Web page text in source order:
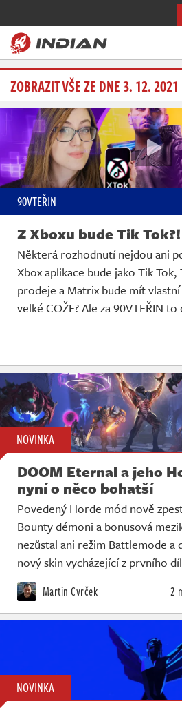
Magazín
Recenze
Videa
Soutěže
Databáze
Komunita
Redakce
Živě
ZOBRAZIT VŠE ZE DNE 3. 12. 2021
90VTEŘIN
Z Xboxu bude Tik Tok?!
Některá rozhodnutí nejdou ani
Xbox aplikace bude jako Tik
prodeje a Matrix bude mít
velké COŽE? Ale za 90VTEŘIN
NOVINKA
DOOM Eternal a jeho
nyní o něco bohatší
Povedený Horde mód nově
Bounty démoni a bonusová
nezůstal ani režim Battlemode a
nový skin vycházející z prvního
Martin Cvrček 2
NOVINKA